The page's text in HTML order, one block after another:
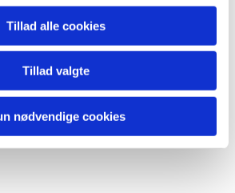
Tillad alle cookies
Tillad valgte
nødvendige cookies